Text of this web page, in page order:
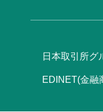
日本取引所グ
EDINET(金融